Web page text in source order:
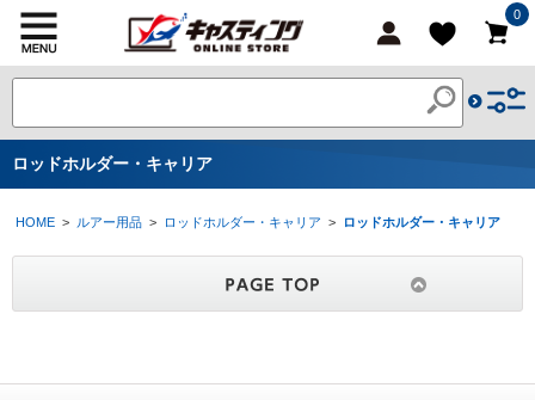
0
ロッドホルダー・キャリア
HOME > ルアー用品 > ロッドホルダー・キャリア > ロッドホルダー・キャリア